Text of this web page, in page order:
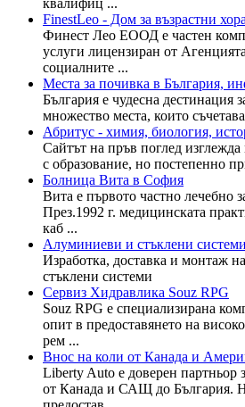
FinestLeo - Дом за възрастни хора
Финест Лео ЕООД е частен
услуги лицензиран от
социалните ...
Места за почивка в България,
България е чудесна дестинация
множество места, които
Абритус - химия, биология,
Сайтът на пръв поглед изглежда
с образование, но постепенно
Болница Вита в София
Вита е първото частно лечебно
През.1992 г. медицинската
каб ...
Алуминиеви и стъклени системи
Изработка, доставка и монтаж
стъклени системи
Сервиз Хидравлика Souz RPG
Souz RPG е специализирана
опит в предоставянето на
рем ...
Внос на коли от Канада и
Liberty Auto е доверен партньор
от Канада и САЩ до България.